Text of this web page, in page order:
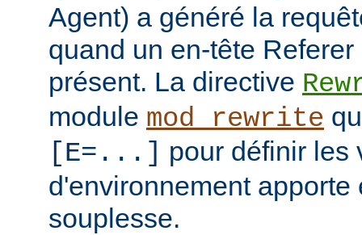
Agent) a généré la
quand un en-tête
présent. La directive
module mod_rewrite
[E=...] pour définir les
d'environnement apporte
souplesse.